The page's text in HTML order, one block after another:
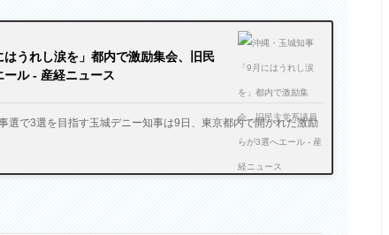
うれし涙を」都内で激励集会、旧民
ル - 産経ニュース
選で3選を目指す玉城デニー知事は9日、東京都内で開かれた激励